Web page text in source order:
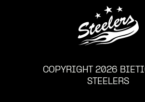
COPYRIGHT 2026
STEELERS